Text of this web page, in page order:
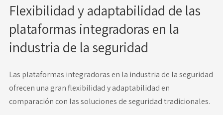
Flexibilidad y adaptabilidad de las
plataformas integradoras en la
industria de la seguridad
Las plataformas integradoras en la industria de la seguridad
ofrecen una gran flexibilidad y adaptabilidad en
comparación con las soluciones de seguridad tradicionales.